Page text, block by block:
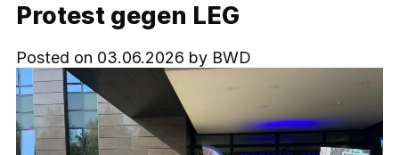
Protest gegen LEG
Posted on 03.06.2026 by BWD